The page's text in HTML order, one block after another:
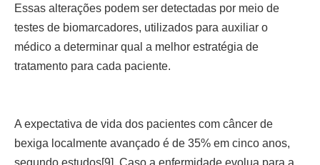
Essas alterações podem ser detectadas por meio de
testes de biomarcadores, utilizados para auxiliar o
médico a determinar qual a melhor estratégia de
tratamento para cada paciente.
A expectativa de vida dos pacientes com câncer de
bexiga localmente avançado é de 35% em cinco anos,
segundo estudos[9]. Caso a enfermidade evolua para a